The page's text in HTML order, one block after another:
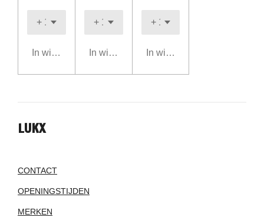
In winkelwagenIn winkelwagenIn winkelwagen
LUKX
CONTACT
OPENINGSTIJDEN
MERKEN